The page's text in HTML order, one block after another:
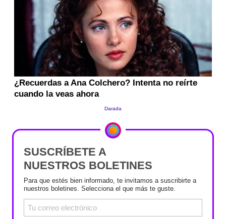
SUSCRÍBETE A
NUESTROS BOLETINES
Para que estés bien informado, te invitamos a suscribirte a
nuestros boletines. Selecciona el que más te guste.